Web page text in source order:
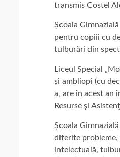
transmis Costel
Școala
pentru copiii cu
tulburări din
Liceul Special
și ambliopi (cu
a, are în acest an
Resurse şi
Școala
diferite probleme,
intelectuală,